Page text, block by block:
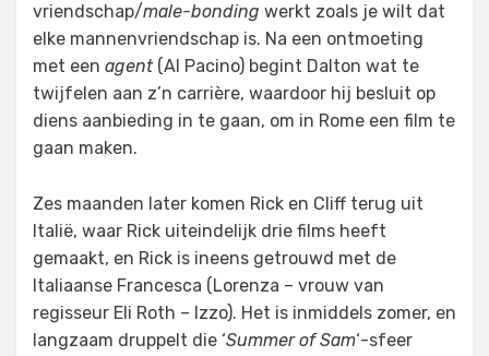
vriendschap/male-bonding werkt zoals je wilt dat
elke mannenvriendschap is. Na een ontmoeting
met een agent(Al Pacino) begint Dalton wat te
twijfelen aan z’n carrière, waardoor hij besluit op
diens aanbieding in te gaan, om in Rome een film te
gaan maken.
Zes maanden later komen Rick en Cliff terug uit
Italië, waar Rick uiteindelijk drie films heeft
gemaakt, en Rick is ineens getrouwd met de
Italiaanse Francesca (Lorenza – vrouw van
regisseur Eli Roth – Izzo). Het is inmiddels zomer, en
langzaam druppelt die ‘Summer of Sam‘-sfeer